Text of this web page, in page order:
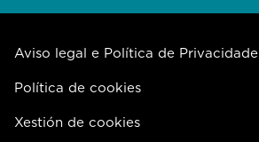
Aviso legal e Política de Privacidade
Política de cookies
Xestión de cookies